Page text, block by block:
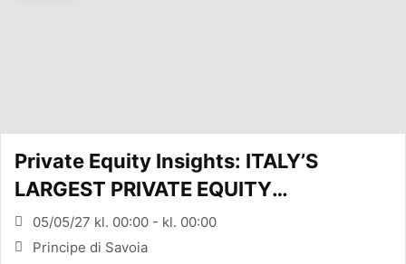
Private Equity Insights: ITALY’S
LARGEST PRIVATE EQUITY
CONFERENCE (MILANO, ITA)
05/05/27 kl. 00:00 - kl. 00:00
Principe di Savoia